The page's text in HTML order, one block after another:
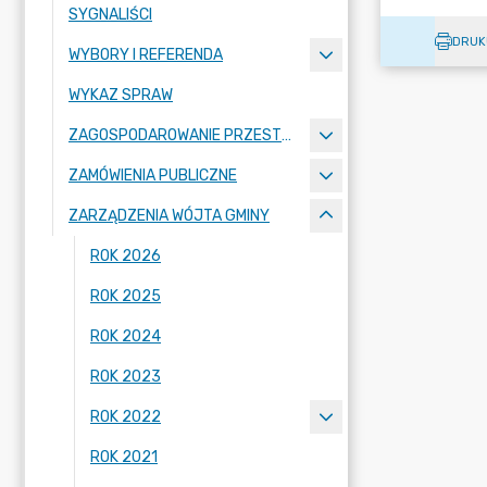
SYGNALIŚCI
WYBORY I REFERENDA
WYKAZ SPRAW
ZAGOSPODAROWANIE PRZESTRZENNE
ZAMÓWIENIA PUBLICZNE
ZARZĄDZENIA WÓJTA GMINY
ROK 2026
ROK 2025
ROK 2024
ROK 2023
ROK 2022
ROK 2021